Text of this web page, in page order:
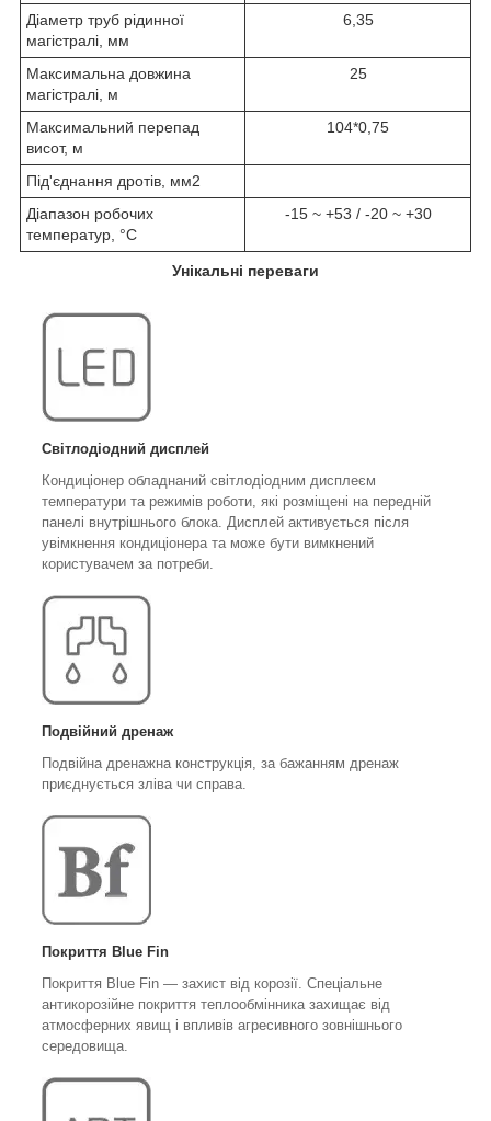
Діаметр труб рідинної
магістралі, мм
6,35
Максимальна довжина
магістралі, м
25
Максимальний перепад
висот, м
104*0,75
Під'єднання дротів, мм2
Діапазон робочих
температур, °C
-15 ~ +53 / -20 ~ +30
Унікальні переваги
Світлодіодний дисплей
Кондиціонер обладнаний світлодіодним дисплеєм
температури та режимів роботи, які розміщені на передній
панелі внутрішнього блока. Дисплей активується після
увімкнення кондиціонера та може бути вимкнений
користувачем за потреби.
Подвійний дренаж
Подвійна дренажна конструкція, за бажанням дренаж
приєднується зліва чи справа.
Покриття Blue Fin
Покриття Blue Fin — захист від корозії. Спеціальне
антикорозійне покриття теплообмінника захищає від
атмосферних явищ і впливів агресивного зовнішнього
середовища.